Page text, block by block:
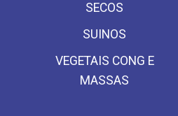
SECOS
SUINOS
VEGETAIS CONG E
MASSAS